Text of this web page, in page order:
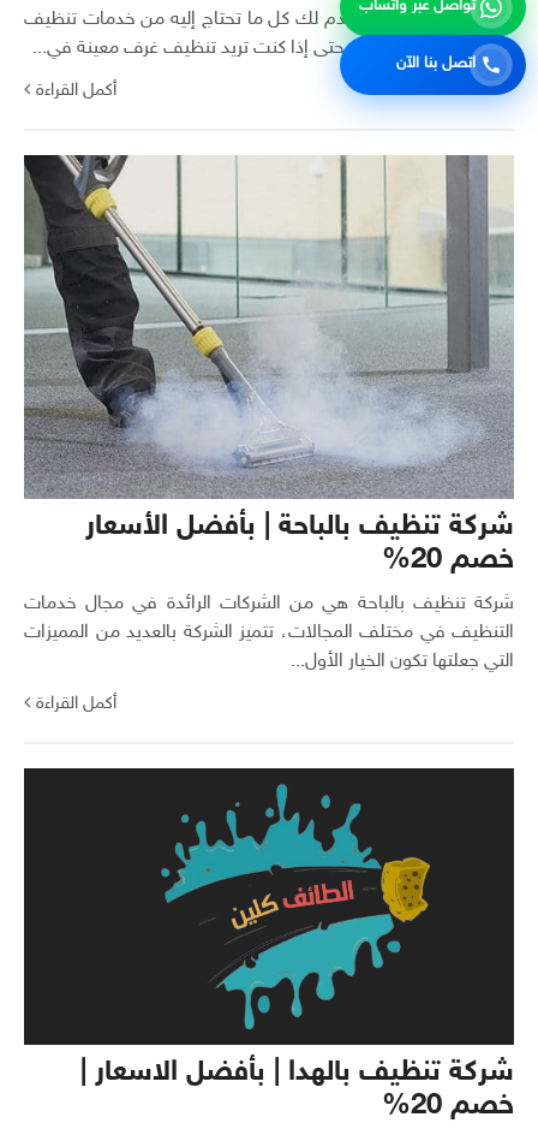
شركة تنظيف بشهار تقدم لك كل ما تحتاج إليه من خدمات تنظيف
سواء تنظيف منزلك أو حتى إذا كنت تريد تنظيف غرف معينة في...
أكمل القراءة
شركة تنظيف بالباحة | بأفضل الأسعار
خصم 20%
شركة تنظيف بالباحة هي من الشركات الرائدة في مجال خدمات
التنظيف في مختلف المجالات، تتميز الشركة بالعديد من المميزات
التي جعلتها تكون الخيار الأول...
أكمل القراءة
شركة تنظيف بالهدا | بأفضل الاسعار |
خصم 20%
تواصل عبر واتساب
اتصل بنا الآن